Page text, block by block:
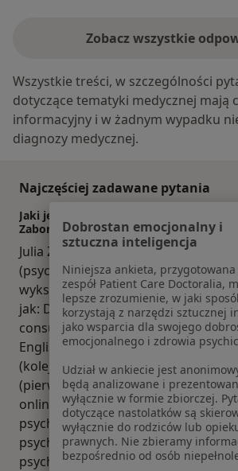
Zobacz wszystkie
Wszystkie treści, w szczególności
dotyczące tematyki medycznej mają
informacyjny i w żadnym wypadku
diagnozy medycznej.
Najczęściej zadawane pytania
Jaki jest zakres porad oferowanych
Zaborowska?
Julia Zaborowska to w trakcie
(psychiatra). Na podstawie swojego
wykształcenia Julia Zaborowska
jak: Diagnostyka i leczenie ADHD,
consultation in English, psychiatric
English (first visit), konsultacja
(kolejna wizyta), konsultacja
(pierwsza wizyta), Diagnostyka i
online, konsultacja online
psychiatryczna online (kolejna
psychiatryczna online (pierwsza
psychiatryczna dorośli - kolejna
Dobrostan emocjonalny i
sztuczna inteligencja
Niniejsza ankieta, przygotowana
zespół Patient Care Doctoralia,
lepsze zrozumienie, w jaki
korzystają z narzędzi sztucznej
jako wsparcia dla swojego
emocjonalnego i zdrowia
Udział w ankiecie jest
będą analizowane i
wyłącznie w formie zbiorczej.
dotyczące nastolatków są
wyłącznie do rodziców lub
prawnych. Nie zbieramy
bezpośrednio od osób